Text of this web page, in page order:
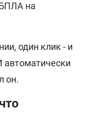
на
один клик - и
автоматически
он.